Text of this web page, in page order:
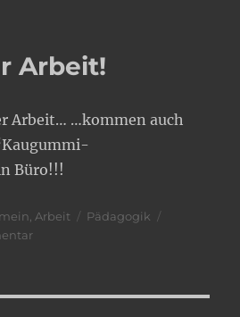
Arbeit!
Arbeit… …kommen auch
Büro!!!
Arbeit Schlagwörter
Pädagogik
zu